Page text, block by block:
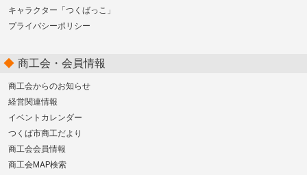
キャラクター「つくばっこ」
プライバシーポリシー
商工会・会員情報
商工会からのお知らせ
経営関連情報
イベントカレンダー
つくば市商工だより
商工会会員情報
商工会MAP検索